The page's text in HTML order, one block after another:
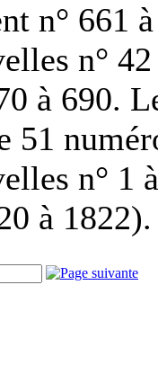
n° 661
n°
à 690.
51
n° 1
à 1822).